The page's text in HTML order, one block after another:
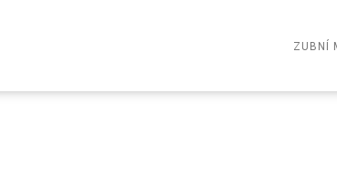
ZUBNÍ